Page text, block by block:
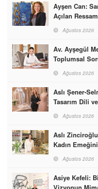
Ayşen Can:
Açılan Ressam
Ağustos 2026
Av. Ayşegül
Toplumsal
Ağustos 2026
Aslı Şener-
Tasarım Dili
Ağustos 2026
Aslı
Kadın
Ağustos 2026
Asiye Kefeli:
Vizyonun